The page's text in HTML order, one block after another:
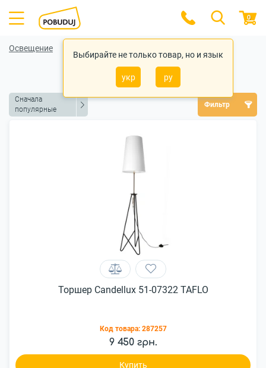
Выбирайте не только товар, но и язык
укр ру
0
Освещение
Торшеры
Сначала
популярные
Фильтр
Торшер Candellux 51-07322 TAFLO
Код товара: 287257
9 450 грн.
Купить